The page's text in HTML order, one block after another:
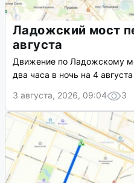
Ладожский мост
августа
Движение по Ладожскому
два часа в ночь на 4
3 августа, 2026, 09:04
3